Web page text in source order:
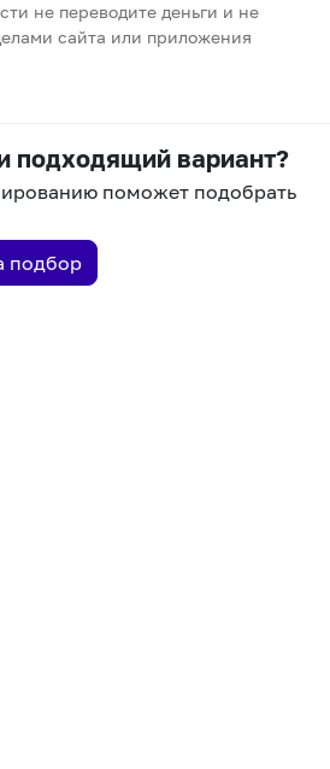
не переводите деньги и не
сайта или приложения
подходящий вариант?
поможет подобрать
подбор